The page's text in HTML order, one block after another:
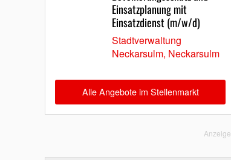
Einsatzplanung mit
Einsatzdienst (m/w/d)
Stadtverwaltung
Neckarsulm, Neckarsulm
Alle Angebote im Stellenmarkt
Anzeige